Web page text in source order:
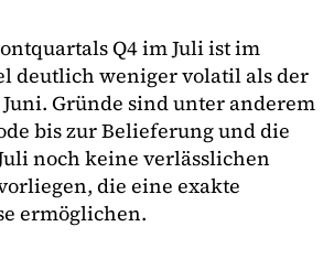
Q4 im Juli ist im
deutlich weniger volatil als der
Gründe sind unter anderem
bis zur Belieferung und die
noch keine verlässlichen
die eine exakte
ermöglichen.